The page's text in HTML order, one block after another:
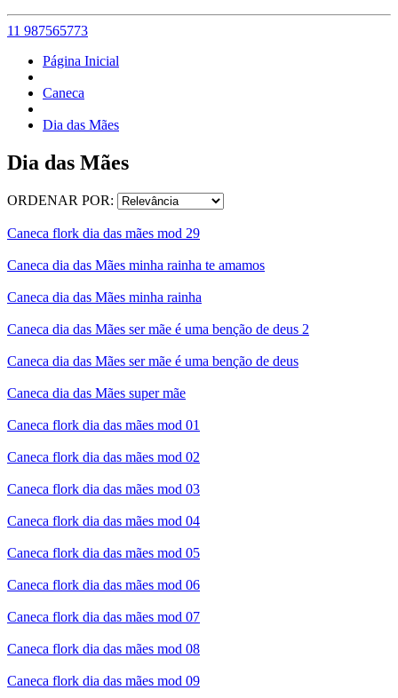
11 987565773
Página Inicial
Caneca
Dia das Mães
Dia das Mães
ORDENAR POR:
Caneca flork dia das mães mod 29
Caneca dia das Mães minha rainha te amamos
Caneca dia das Mães minha rainha
Caneca dia das Mães ser mãe é uma benção de deus 2
Caneca dia das Mães ser mãe é uma benção de deus
Caneca dia das Mães super mãe
Caneca flork dia das mães mod 01
Caneca flork dia das mães mod 02
Caneca flork dia das mães mod 03
Caneca flork dia das mães mod 04
Caneca flork dia das mães mod 05
Caneca flork dia das mães mod 06
Caneca flork dia das mães mod 07
Caneca flork dia das mães mod 08
Caneca flork dia das mães mod 09